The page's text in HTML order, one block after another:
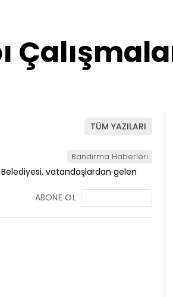
TÜM YAZILARI
Bandırma Haberleri
ABONE OL